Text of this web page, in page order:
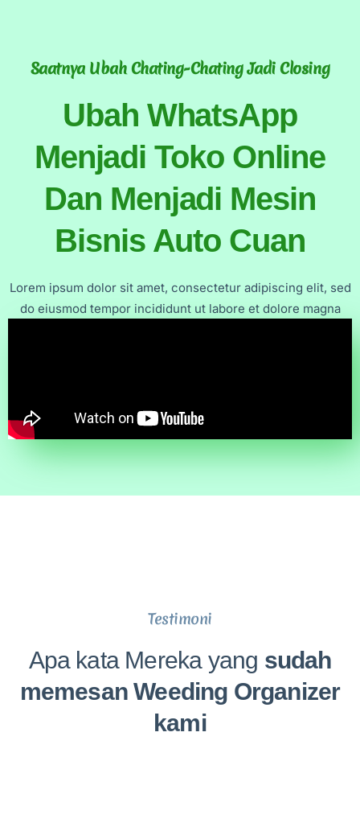
Saatnya Ubah Chating-Chating Jadi Closing
Ubah WhatsApp
Menjadi Toko Online
Dan Menjadi Mesin
Bisnis Auto Cuan
Lorem ipsum dolor sit amet, consectetur adipiscing elit, sed
do eiusmod tempor incididunt ut labore et dolore magna
Testimoni
Apa kata Mereka yang sudah
memesan Weeding Organizer
kami